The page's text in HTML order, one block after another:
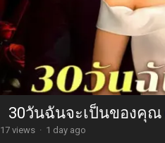
30วันฉันจะเป็นของคุณ
17 views · 1 day ago